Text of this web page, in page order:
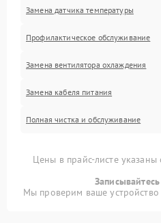
Замена датчика температуры
Профилактическое обслуживание
Замена вентилятора охлаждения
Замена кабеля питания
Полная чистка и обслуживание
Цены в прайс-листе
Мы проверим ваше